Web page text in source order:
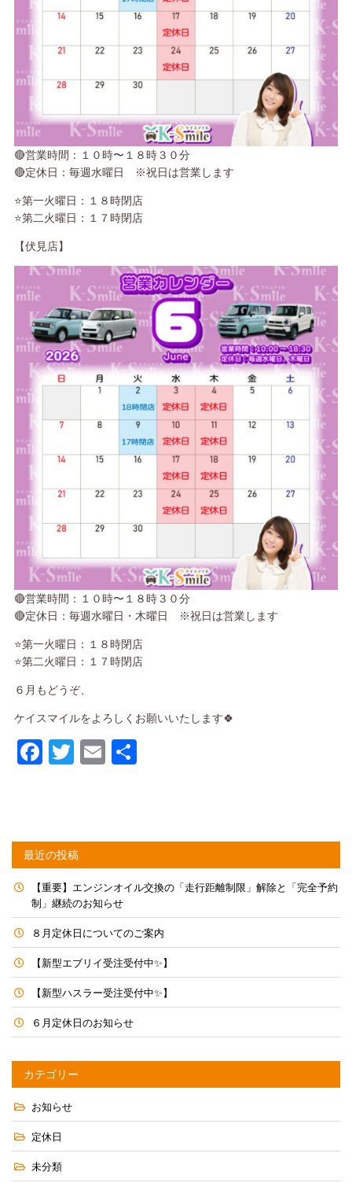
🔴営業時間：１０時〜１８時３０分
🔴定休日：毎週水曜日 ※祝日は営業します
⭐️第一火曜日：１８時閉店
⭐️第二火曜日：１７時閉店
【伏見店】
🔴営業時間：１０時〜１８時３０分
🔴定休日：毎週水曜日・木曜日 ※祝日は営業します
⭐️第一火曜日：１８時閉店
⭐️第二火曜日：１７時閉店
６月もどうぞ、
ケイスマイルをよろしくお願いいたします🍀
Facebook
TwitterEmail
最近の投稿
【重要】エンジンオイル交換の「走行距離制限」解除と「完全予約
制」継続のお知らせ
８月定休日についてのご案内
【新型エブリイ受注受付中✨】
【新型ハスラー受注受付中✨】
６月定休日のお知らせ
カテゴリー
お知らせ
定休日
未分類